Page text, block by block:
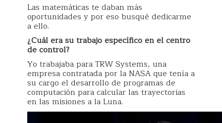
Las matemáticas te daban más
oportunidades y por eso busqué dedicarme
a ello.
¿Cuál erasutrabajo específico en el centro
de control?
Yo trabajaba para TRW Systems, una
empresa contratada por la NASA que tenía a
su cargo el desarrollo de programas de
computación para calcular las trayectorias
en las misiones a la Luna.